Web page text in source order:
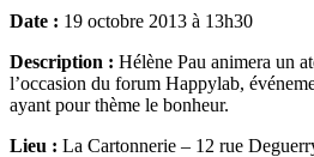
Date : 19 octobre 2013 à 13h30
Description : Hélène Pau animera un
l’occasion du forum Happylab,
ayant pour thème le bonheur.
Lieu : La Cartonnerie – 12 rue